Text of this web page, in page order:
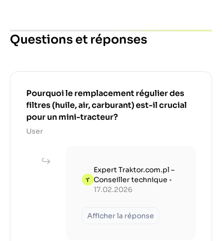
Questions et réponses
Pourquoi le remplacement régulier des
filtres (huile, air, carburant) est-il crucial
pour un mini-tracteur?
User
Expert Traktor.com.pl –
Conseiller technique •
17.02.2026
Afficher la réponse